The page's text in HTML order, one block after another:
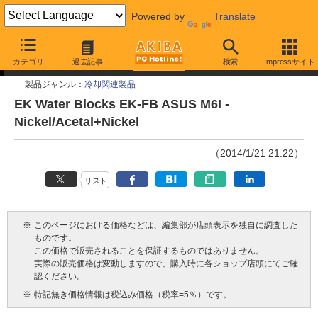
Powered by Translate
カテゴリ 過去記事 検索 Impressサイト
今週見つけた新製品
製品ジャンル： 冷却関連製品
EK Water Blocks EK-FB ASUS M6I -
Nickel/Acetal+Nickel
（2014/1/21 21:22）
リスト
※ このページにおける価格などは、編集部が店頭表示を独自に調査した
ものです。
この価格で販売されることを保証するものではありません。
実際の販売価格は変動しますので、購入時に各ショップ店頭にてご確
認ください。
※ 特記無き価格情報は税込み価格（税率=5％）です。